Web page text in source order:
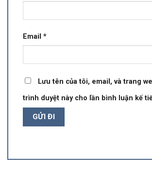
Email *
Lưu tên của tôi, email, và trang
trình duyệt này cho lần bình luận kế